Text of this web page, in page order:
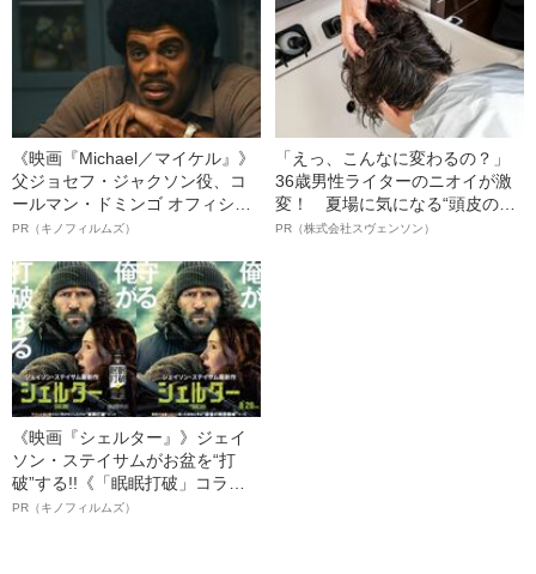
《映画『Michael／マイケル』》
父ジョセフ・ジャクソン役、コ
ールマン・ドミンゴ オフィシャ
ルインタビュー“観客を魅了した
語る”《日本興収70億円突破》
PR（キノフィルムズ）
「えっ、こんなに変わるの？」
36歳男性ライターのニオイが激
変！ 夏場に気になる“頭皮のニ
オイ”や“ベタつき”を解消す
PR（株式会社スヴェンソン）
《映画『シェルター』》ジェイ
ソン・ステイサムがお盆を“打
破”する!!《「眠眠打破」コラ
ボ》
PR（キノフィルムズ）